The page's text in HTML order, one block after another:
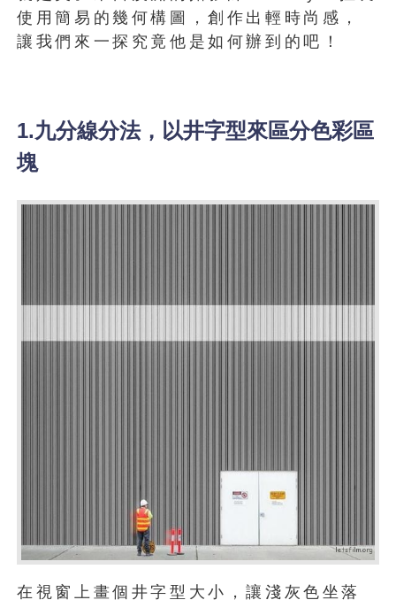
使用簡易的幾何構圖，創作出輕時尚感，
讓我們來一探究竟他是如何辦到的吧！
1.九分線分法，以井字型來區分色彩區
塊
在視窗上畫個井字型大小，讓淺灰色坐落